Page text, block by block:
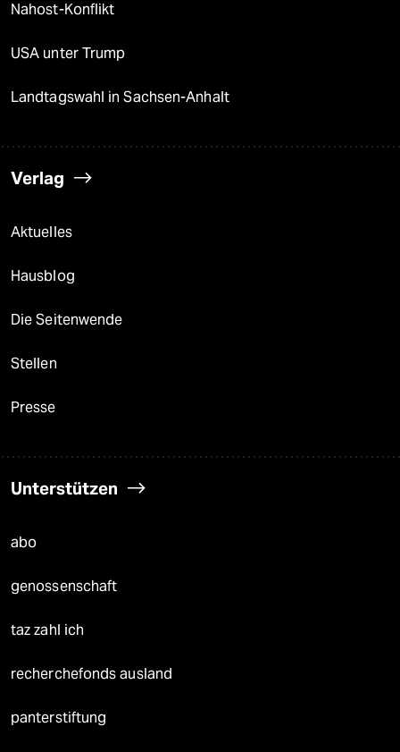
Nahost-Konflikt
USA unter Trump
Landtagswahl in Sachsen-Anhalt
Verlag
Aktuelles
Hausblog
Die Seitenwende
Stellen
Presse
Unterstützen
abo
genossenschaft
taz zahl ich
recherchefonds ausland
panterstiftung